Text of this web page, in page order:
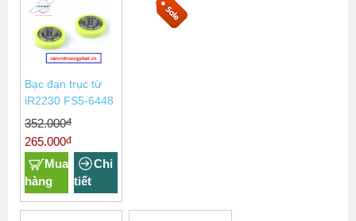
Bạc đạn trục từ
iR2230 FS5-6448
352.000đ
265.000đ
Mua
hàng
Chi
tiết